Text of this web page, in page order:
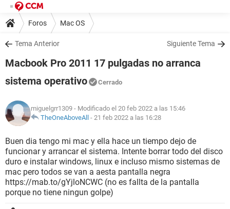
Foros Mac OS
Tema Anterior Siguiente Tema
Macbook Pro 2011 17 pulgadas no arranca
sistema operativo
Cerrado
miguelgrr1309 - Modificado el 20 feb 2022 a las 15:46
TheOneAboveAll - 21 feb 2022 a las 16:28
Buen dia tengo mi mac y ella hace un tiempo dejo de
funcionar y arrancar el sistema. Intente borrar todo del disco
duro e instalar windows, linux e incluso mismo sistemas de
mac pero todos se van a aesta pantalla negra
https://mab.to/gYjloNCWC (no es fallta de la pantalla
porque no tiene ningun golpe)